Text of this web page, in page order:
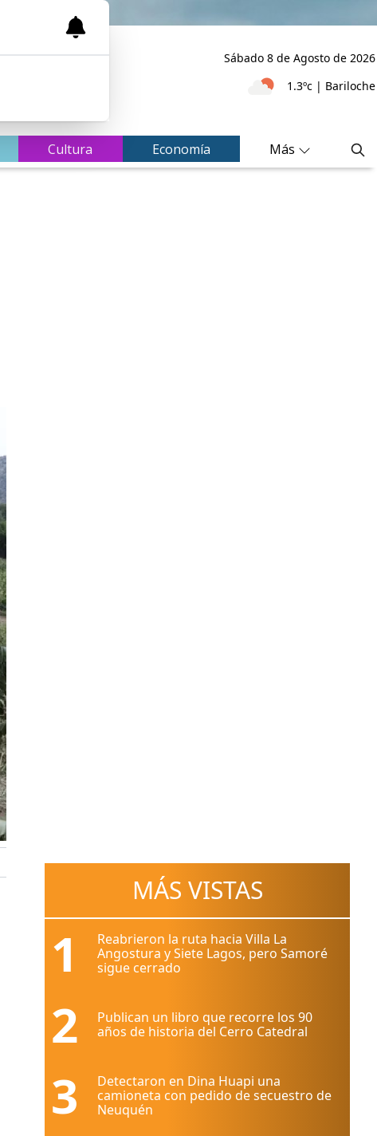
Sábado 8 de Agosto de 2026
1.3ºc | Bariloche
Cultura Economía Más
MÁS VISTAS
1
Reabrieron la ruta hacia Villa La
Angostura y Siete Lagos, pero Samoré
sigue cerrado
2
Publican un libro que recorre los 90
años de historia del Cerro Catedral
3
Detectaron en Dina Huapi una
camioneta con pedido de secuestro de
Neuquén